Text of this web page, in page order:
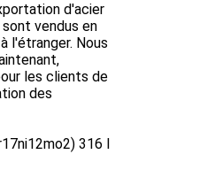
d'acier
vendus en
l'étranger. Nous
les clients de
des
316 l